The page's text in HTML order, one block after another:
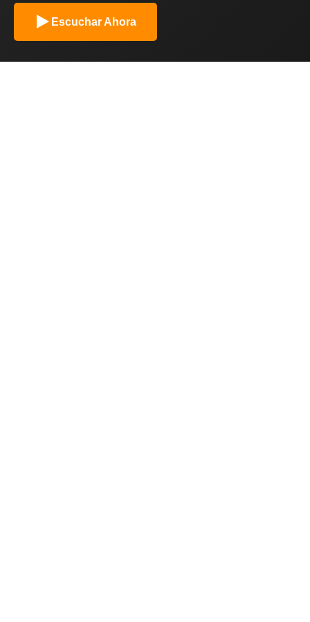
Escuchar Ahora